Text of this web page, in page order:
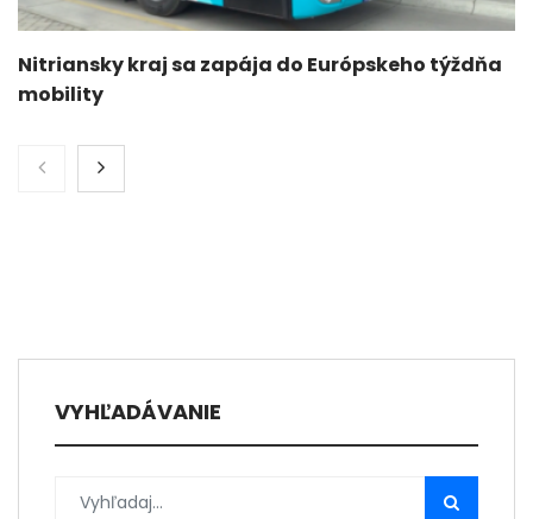
Nitriansky kraj sa zapája do Európskeho týždňa
mobility
VYHĽADÁVANIE